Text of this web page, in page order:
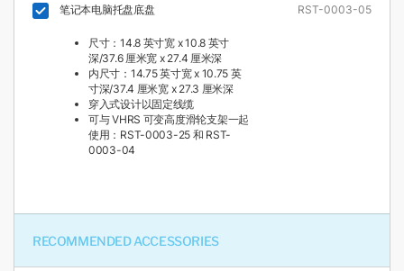
笔记本电脑托盘底盘
尺寸：14.8 英寸宽 x 10.8 英寸
深/37.6 厘米宽 x 27.4 厘米深
内尺寸：14.75 英寸宽 x 10.75 英
寸深/37.4 厘米宽 x 27.3 厘米深
穿入式设计以固定线缆
可与 VHRS 可变高度滑轮支架一起
使用：RST-0003-25 和 RST-
0003-04
RST-0003-05
RECOMMENDED ACCESSORIES